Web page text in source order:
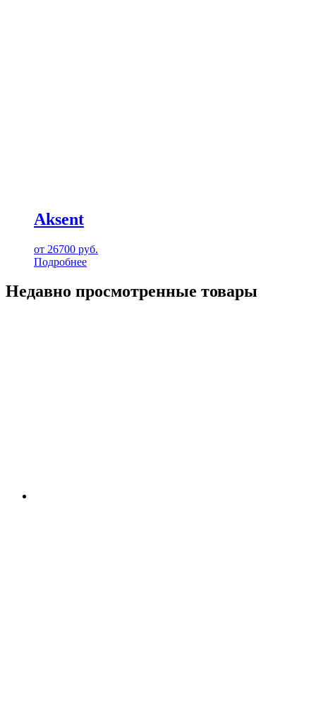
Aksent
от 26700 руб.
Подробнее
Недавно просмотренные товары